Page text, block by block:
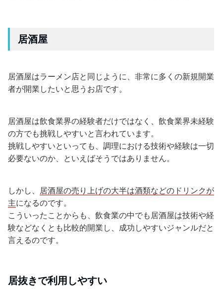
居酒屋
居酒屋はラーメン店と同じように、非常に多くの新規開業
者が開業したいと思うお店です。
居酒屋は飲食業界の経験者だけではなく、飲食業界未経験
の方でも挑戦しやすいと言われています。
挑戦しやすいといっても、調理における技術や経験は一切
必要ないのか、といえばそうではありません。
しかし、
居酒屋の売り上げの大半は酒類などのドリンクが
主になるのです。
こういったことからも、飲食業の中でも居酒屋は技術や経
験などなくとも比較的開業し、成功しやすいジャンルだと
言えるのです。
居抜きで利用しやすい